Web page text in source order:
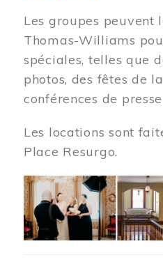
Les groupes peuvent
Thomas-Williams
spéciales, telles que
photos, des fêtes de
conférences de
Les locations sont
Place Resurgo.
Image